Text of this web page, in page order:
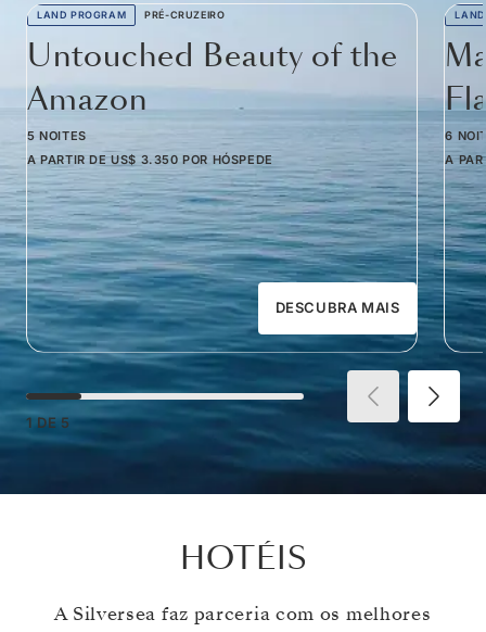
LAND PROGRAM PRÉ-CRUZEIRO
Untouched Beauty of the
Amazon
5 NOITES
A PARTIR DE US$ 3.350 POR HÓSPEDE
DESCUBRA MAIS
6
A
1 DE 5
HOTÉIS
A Silversea faz parceria com os melhores